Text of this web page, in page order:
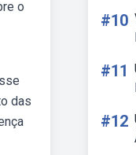
o
das
#10
#11
#12